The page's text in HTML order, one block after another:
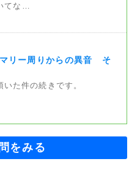
てな…
リー周りからの異音 そ
た件の続きです。
をみる